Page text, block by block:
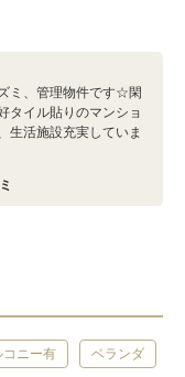
ミ、管理物件です☆閑
タイル貼りのマンショ
生活施設充実していま
コニー有 ベランダ